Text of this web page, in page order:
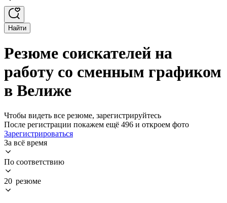
Найти
Резюме соискателей на
работу со сменным графиком
в Велиже
Чтобы видеть все резюме, зарегистрируйтесь
После регистрации покажем ещё 496 и откроем фото
Зарегистрироваться
За всё время
По соответствию
20 резюме